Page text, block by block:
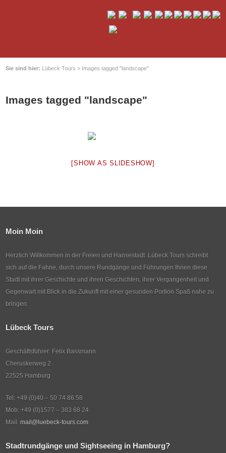
Sie sind hier: Lübeck Tours > Images tagged "landscape"
Images tagged "landscape"
[SHOW AS SLIDESHOW]
Moin Moin
Herzlich Willkommen in der Freien und Hansestadt. Lübeck Tours schreibt
sich auf die Fahne, durch unsere Rundgänge und Führungen Ihnen diese
Stadt mit ihrer Geschichte und ihren Geschichten, ihrer Vergangenheit und
Gegenwart mit Blick in die Zukunft mit einer gesunden Portion Spaß nahe zu
bringen.
Lübeck Tours
Geschäftsführer: Felix Bassmann
Cheruskerweg 2
22525 Hamburg
Tel: +49 (0)40 – 50 74 86 58
Mob: +49 (0)1577 – 383 68 24
Mail:mail@luebeck-tours.com
Stadtrundgänge und Sightseeing in Hamburg?